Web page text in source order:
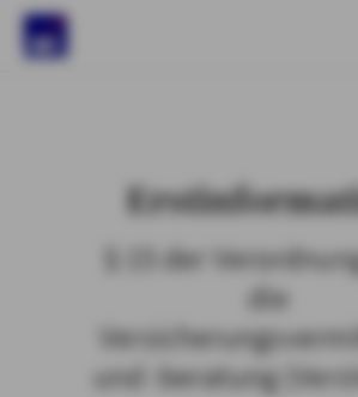
§ 15 der
die
und -beratung